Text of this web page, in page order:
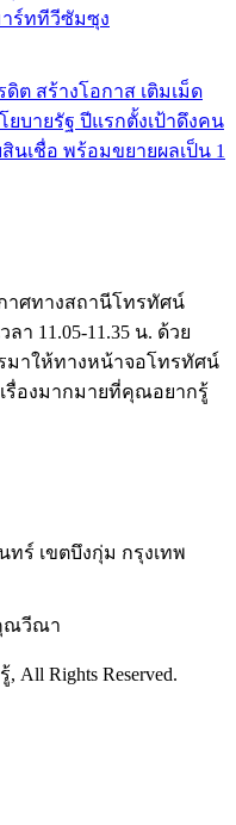
าร์ททีวีซัมซุง
ต สร้างโอกาส เติมเม็ด
ยบายรัฐ ปีแรกตั้งเป้าดึงคน
นเชื่อ พร้อมขยายผลเป็น 1
าศทางสถานีโทรทัศน์
า 11.05-11.35 น. ด้วย
มาให้ทางหน้าจอโทรทัศน์
รื่องมากมายที่คุณอยากรู้
ทร์ เขตบึงกุ่ม กรุงเทพ
ณวีณา
All Rights Reserved.